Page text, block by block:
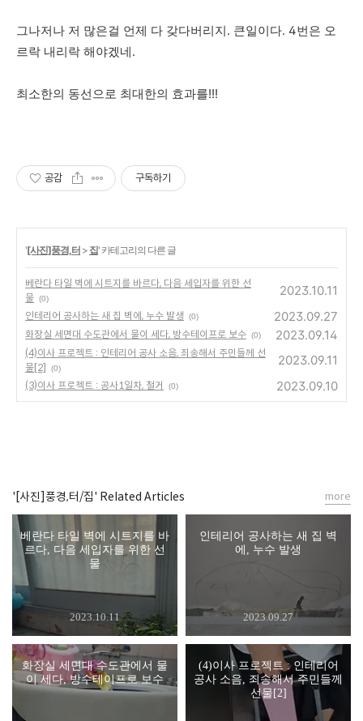
그나저나 저 많은걸 언제 다 갖다버리지. 큰일이다. 4번은 오
르락 내리락 해야겠네.
최소한의 동선으로 최대한의 효과를!!!
공감 구독하기
'[사진]풍경,터 > 집' 카테고리의 다른 글
베란다 타일 벽에 시트지를 바르다, 다음 세입자를 위한 선
물 (0)
2023.10.11
인테리어 공사하는 새 집 벽에, 누수 발생 (0) 2023.09.27
화장실 세면대 수도관에서 물이 세다, 방수테이프로 보수 (0) 2023.09.14
(4)이사 프로젝트 : 인테리어 공사 소음, 죄송해서 주민들께 선
물[2]
(0)
2023.09.11
(3)이사 프로젝트 : 공사1일차, 철거 (0) 2023.09.10
'[사진]풍경,터/집' Related Articles
베란다 타일 벽에 시트지를 바
르다, 다음 세입자를 위한 선
물
2023.10.11
인테리어 공사하는 새 집 벽
에, 누수 발생
2023.09.27
화장실 세면대 수도관에서 물
이 세다, 방수테이프로 보수
(4)이사 프로젝트 : 인테리어
공사 소음, 죄송해서 주민들께
선물[2]
more